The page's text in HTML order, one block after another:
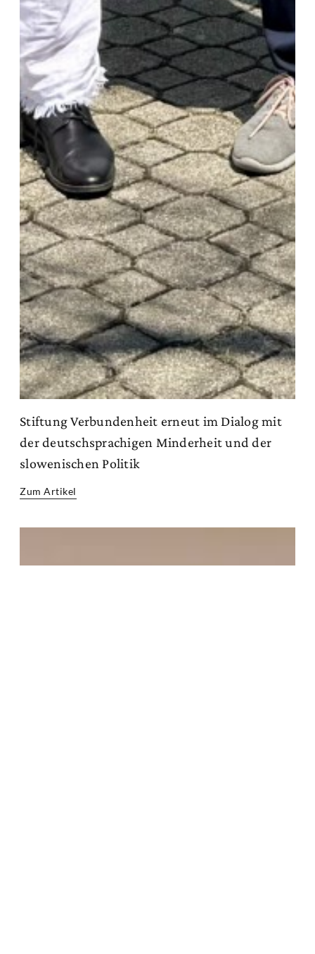
Stiftung Verbundenheit erneut im Dialog mit
der deutschsprachigen Minderheit und der
slowenischen Politik
Zum Artikel